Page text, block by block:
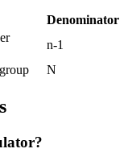
Denominator
n-1
N